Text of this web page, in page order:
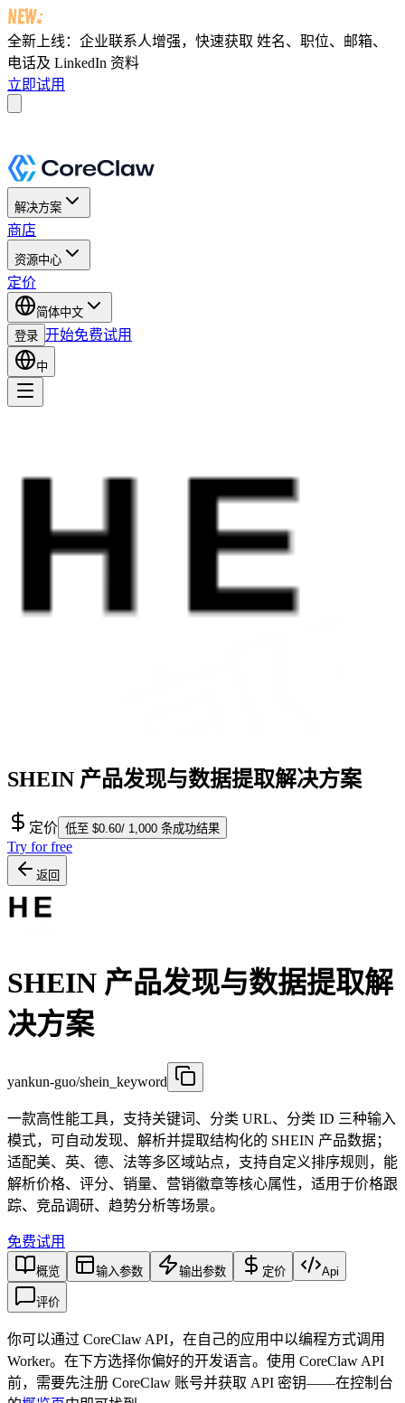
全新上线：企业联系人增强，快速获取 姓名、职位、邮箱、
电话及 LinkedIn 资料
立即试用
解决方案
商店
资源中心
定价
简体中文
登录 开始免费试用
中
SHEIN 产品发现与数据提取解决方案
定价 低至 $0.60/ 1,000 条成功结果
Try for free
返回
SHEIN 产品发现与数据提取解
决方案
yankun-guo/shein_keyword
一款高性能工具，支持关键词、分类 URL、分类 ID 三种输入
模式，可自动发现、解析并提取结构化的 SHEIN 产品数据；
适配美、英、德、法等多区域站点，支持自定义排序规则，能
解析价格、评分、销量、营销徽章等核心属性，适用于价格跟
踪、竞品调研、趋势分析等场景。
免费试用
概览 输入参数 输出参数 定价 Api
评价
你可以通过 CoreClaw API，在自己的应用中以编程方式调用
Worker。在下方选择你偏好的开发语言。使用 CoreClaw API
前，需要先注册 CoreClaw 账号并获取 API 密钥——在控制台